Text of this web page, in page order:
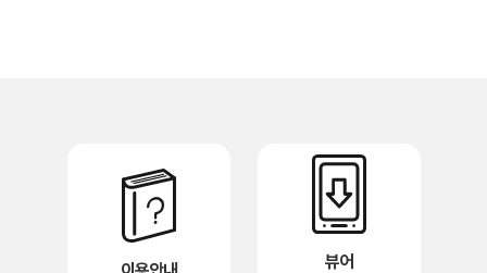
뷰어